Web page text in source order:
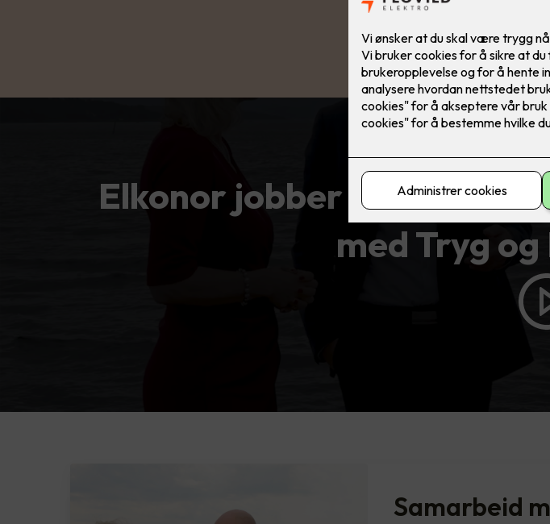
Elkonor jobber
med Tryg
Samarbeid